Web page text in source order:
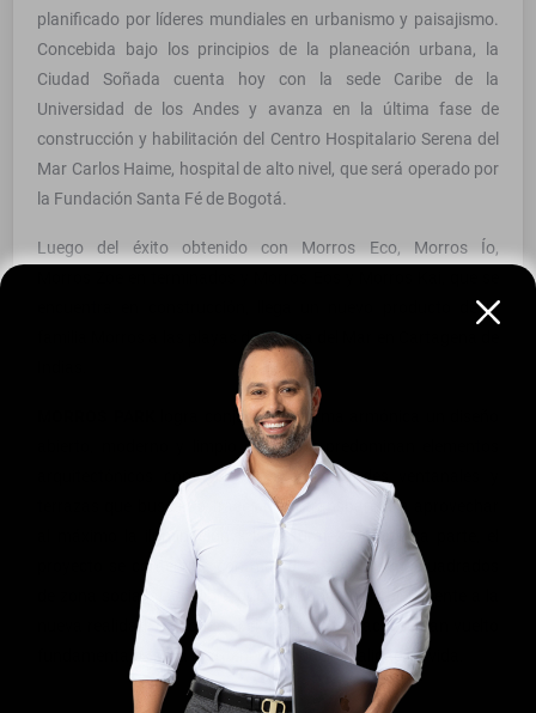
planificado por líderes mundiales en urbanismo y paisajismo.
Concebida bajo los principios de la planeación urbana, la
Ciudad Soñada cuenta hoy con la sede Caribe de la
Universidad de los Andes y avanza en la última fase de
construcción y habilitación del Centro Hospitalario Serena del
Mar Carlos Haime, hospital de alto nivel, que será operado por
la Fundación Santa Fé de Bogotá.
Luego del éxito obtenido con Morros Eco, Morros Ío,
encuentra en construcción, llega un nuevo producto de la
familia Morros a las playas de Serena del Mar en Cartagena de
logra conjugar de forma armónica un diseño
abierto, moderno y limpio en el que predominan elementos
arquitectónicos como el vidrio con grandes ventanales y
terrazas que buscan a través de la transparencia aprovechar
al máximo la iluminación y la naturaleza. Por otra parte, el
proyecto se contempla con más de 3.200 metros cuadrados
de zona social al aire libre que funcionan muy bien frente a la
nueva realidad, en donde el exterior y el espacio se han vuelto
fundamentales para mantener una buena calidad de vida.